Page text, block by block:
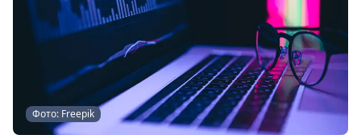
Фото: Freepik